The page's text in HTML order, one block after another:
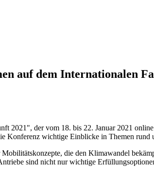
auf dem Internationalen
2021", der vom 18. bis 22. Januar 2021
Konferenz wichtige Einblicke in Themen
die den Klimawandel
sind nicht nur wichtige